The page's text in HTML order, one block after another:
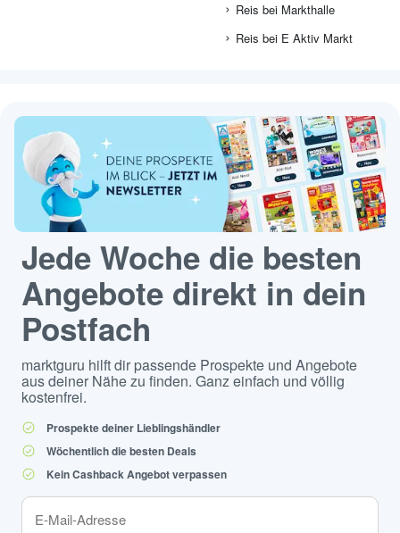
Reis bei Markthalle
Reis bei E Aktiv Markt
Jede Woche die besten
Angebote direkt in dein
Postfach
marktguru hilft dir passende Prospekte und Angebote
aus deiner Nähe zu finden. Ganz einfach und völlig
kostenfrei.
Prospekte deiner Lieblingshändler
Wöchentlich die besten Deals
Kein Cashback Angebot verpassen